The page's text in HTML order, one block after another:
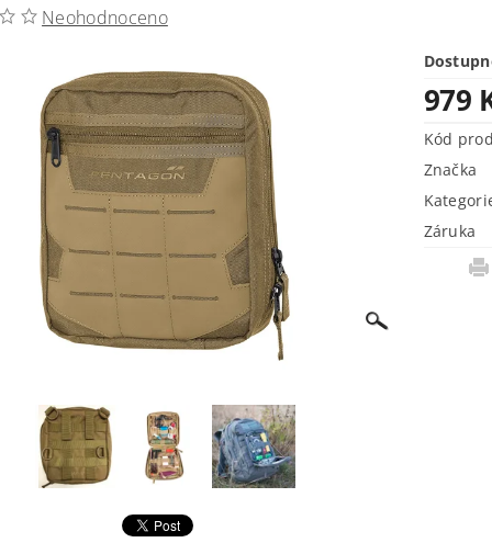
Neohodnoceno
979
Kód
Značka
Záruka